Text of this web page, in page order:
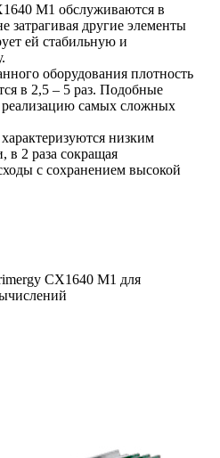
M1 обслуживаются в
затрагивая другие элементы
ей стабильную и
оборудования плотность
в 2,5 – 5 раз. Подобные
самых сложных
низким
в 2 раза сокращая
с сохранением высокой
CX1640 M1 для